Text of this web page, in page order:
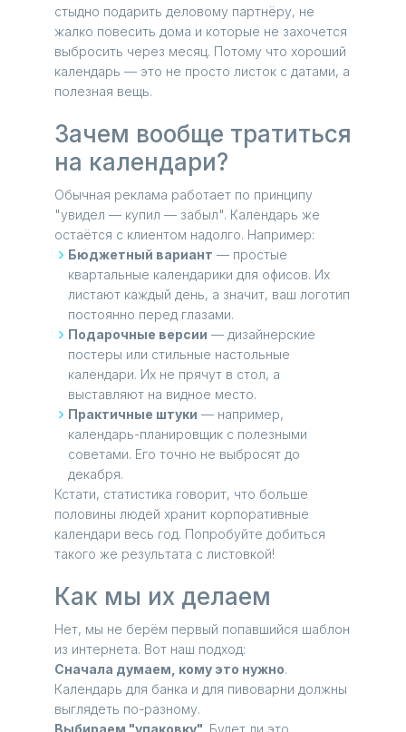
стыдно подарить деловому партнёру, не
жалко повесить дома и которые не захочется
выбросить через месяц. Потому что хороший
календарь — это не просто листок с датами, а
полезная вещь.
Зачем вообще тратиться
на календари?
Обычная реклама работает по принципу
"увидел — купил — забыл". Календарь же
остаётся с клиентом надолго. Например:
Бюджетный вариант — простые
квартальные календарики для офисов. Их
листают каждый день, а значит, ваш логотип
постоянно перед глазами.
Подарочные версии — дизайнерские
постеры или стильные настольные
календари. Их не прячут в стол, а
выставляют на видное место.
Практичные штуки — например,
календарь-планировщик с полезными
советами. Его точно не выбросят до
декабря.
Кстати, статистика говорит, что больше
половины людей хранит корпоративные
календари весь год. Попробуйте добиться
такого же результата с листовкой!
Как мы их делаем
Нет, мы не берём первый попавшийся шаблон
из интернета. Вот наш подход:
Сначала думаем, кому это нужно.
Календарь для банка и для пивоварни должны
выглядеть по-разному.
Выбираем "упаковку" . Будет ли это